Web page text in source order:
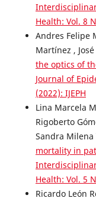
Health: Vol. 8
Andres Felipe
Martínez ,
the optics of
Journal of
(2022): IJEPH
Lina Marcela
Rigoberto
Sandra Milena
mortality in
Health: Vol. 5
Ricardo León